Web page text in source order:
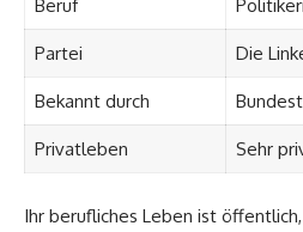
Beruf
Partei Die
Bekannt durch
Privatleben Sehr
Ihr berufliches Leben ist